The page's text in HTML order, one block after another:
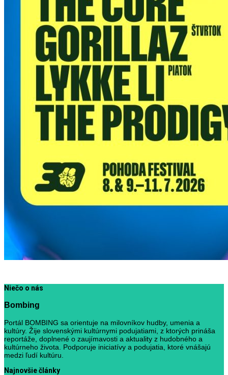
Niečo o nás
Bombing
Portál BOMBING sa orientuje na milovníkov hudby, umenia a
kultúry. Žije slovenskými kultúrnymi podujatiami, z ktorých prináša
reportáže, doplnené o zaujímavosti a aktuality z hudobného a
kultúrneho života. Podporuje iniciatívy a podujatia, ktoré vnášajú
medzi ľudí kultúru.
Najnovšie články